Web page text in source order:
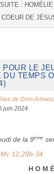
:
COEUR DE
POUR LE
DU TEMPS
de Dom
juin 2024
de la 9ème
12,28b-34
H O M